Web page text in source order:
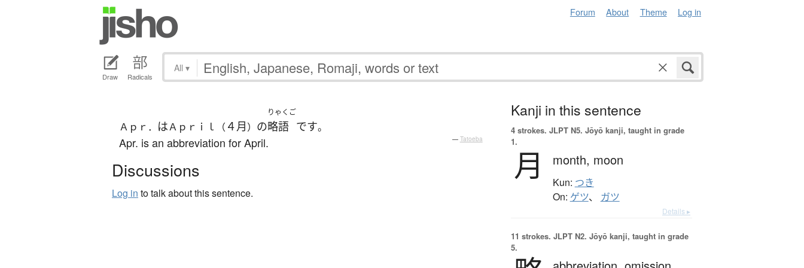
Forum About Theme Log in
Draw Radicals
All ▾
Ａｐｒ． はＡｐｒｉｌ（ ４月） の
りゃくご
略語 です。
Apr. is an abbreviation for April. — Tatoeba
Discussions
Log in to talk about this sentence.
Kanji in this sentence
4 strokes. JLPT N5. Jōyō kanji, taught in grade
1.
月 month, moon
Kun: つき
On: ゲツ、 ガツ
Details ▸
11 strokes. JLPT N2. Jōyō kanji, taught in grade
5.